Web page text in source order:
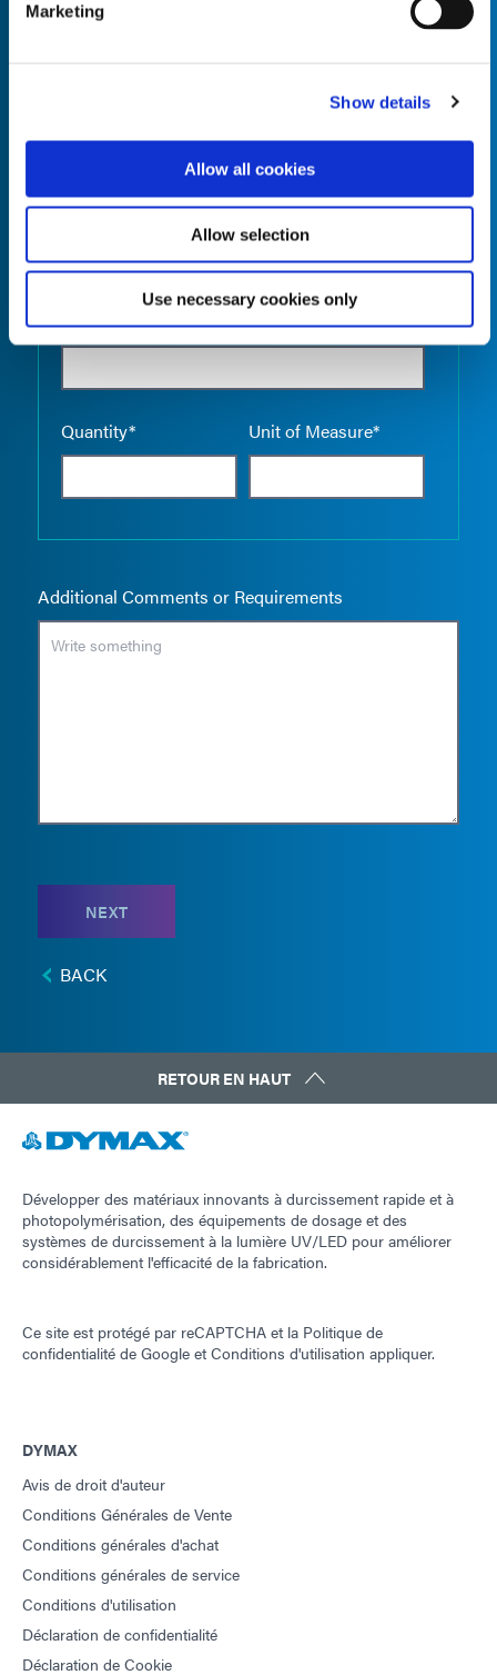
Marketing
Show details
Allow all cookies
Allow selection
Use necessary cookies only
Unit of Measure*
Product Name*
Quantity* Unit of Measure*
Additional Comments or Requirements
NEXT
BACK
RETOUR EN HAUT
Développer des matériaux innovants à durcissement rapide et à
photopolymérisation, des équipements de dosage et des
systèmes de durcissement à la lumière UV/LED pour améliorer
considérablement l'efficacité de la fabrication.
Ce site est protégé par reCAPTCHA et la Politique de
confidentialité de Google etConditions d'utilisation appliquer.
DYMAX
Avis de droit d'auteur
Conditions Générales de Vente
Conditions générales d'achat
Conditions générales de service
Conditions d'utilisation
Déclaration de confidentialité
Déclaration de Cookie